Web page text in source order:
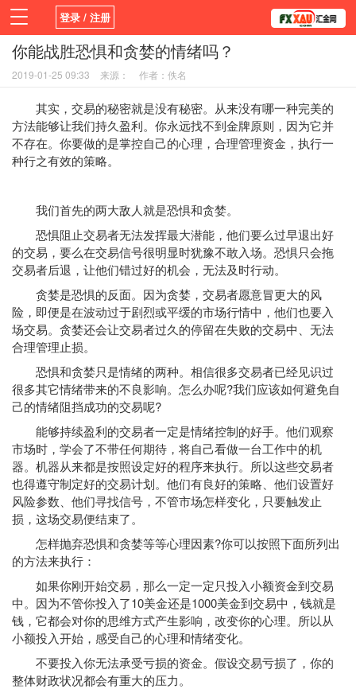
登录 / 注册
首页 新闻 观点
平台
指标EA 书籍
你能战胜恐惧和贪婪的情绪吗？
2019-01-25 09:33 来源： 作者：佚名
其实，交易的秘密就是没有秘密。从来没有哪一种完美的
方法能够让我们持久盈利。你永远找不到金牌原则，因为它并
不存在。你要做的是掌控自己的心理，合理管理资金，执行一
种行之有效的策略。
我们首先的两大敌人就是恐惧和贪婪。
恐惧阻止交易者无法发挥最大潜能，他们要么过早退出好
的交易，要么在交易信号很明显时犹豫不敢入场。恐惧只会拖
交易者后退，让他们错过好的机会，无法及时行动。
贪婪是恐惧的反面。因为贪婪，交易者愿意冒更大的风
险，即便是在波动过于剧烈或平缓的市场行情中，他们也要入
场交易。贪婪还会让交易者过久的停留在失败的交易中、无法
合理管理止损。
恐惧和贪婪只是情绪的两种。相信很多交易者已经见识过
很多其它情绪带来的不良影响。怎么办呢?我们应该如何避免自
己的情绪阻挡成功的交易呢?
能够持续盈利的交易者一定是情绪控制的好手。他们观察
市场时，学会了不带任何期待，将自己看做一台工作中的机
器。机器从来都是按照设定好的程序来执行。所以这些交易者
也得遵守制定好的交易计划。他们有良好的策略、他们设置好
风险参数、他们寻找信号，不管市场怎样变化，只要触发止
损，这场交易便结束了。
怎样抛弃恐惧和贪婪等等心理因素?你可以按照下面所列出
的方法来执行：
如果你刚开始交易，那么一定一定只投入小额资金到交易
中。因为不管你投入了10美金还是1000美金到交易中，钱就是
钱，它都会对你的思维方式产生影响，改变你的心理。所以从
小额投入开始，感受自己的心理和情绪变化。
不要投入你无法承受亏损的资金。假设交易亏损了，你的
整体财政状况都会有重大的压力。